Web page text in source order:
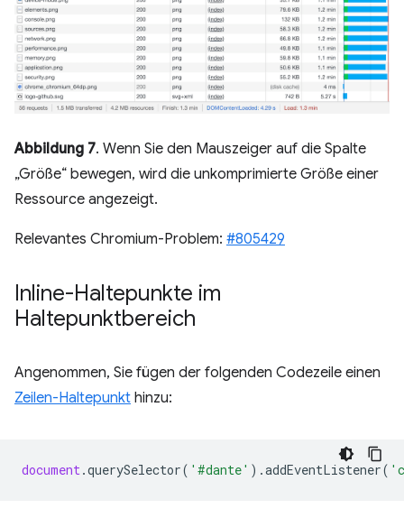
Abbildung 7. Wenn Sie den Mauszeiger auf die Spalte
„Größe“ bewegen, wird die unkomprimierte Größe einer
Ressource angezeigt.
Relevantes Chromium-Problem: #805429
Inline-Haltepunkte im
Haltepunktbereich
Angenommen, Sie fügen der folgenden Codezeile einen
Zeilen-Haltepunkt hinzu:
document .querySelector( '#dante' ).addEventListener(